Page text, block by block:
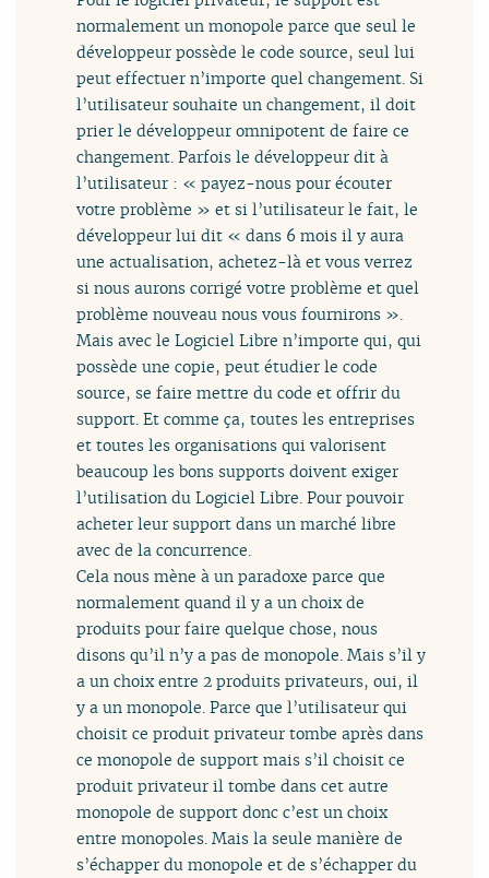
normalement un monopole parce que seul le
développeur possède le code source, seul lui
peut effectuer n’importe quel changement. Si
l’utilisateur souhaite un changement, il doit
prier le développeur omnipotent de faire ce
changement. Parfois le développeur dit à
l’utilisateur : « payez-nous pour écouter
votre problème » et si l’utilisateur le fait, le
développeur lui dit « dans 6 mois il y aura
une actualisation, achetez-là et vous verrez
si nous aurons corrigé votre problème et quel
problème nouveau nous vous fournirons ».
Mais avec le Logiciel Libre n’importe qui, qui
possède une copie, peut étudier le code
source, se faire mettre du code et offrir du
support. Et comme ça, toutes les entreprises
et toutes les organisations qui valorisent
beaucoup les bons supports doivent exiger
l’utilisation du Logiciel Libre. Pour pouvoir
acheter leur support dans un marché libre
avec de la concurrence.
Cela nous mène à un paradoxe parce que
normalement quand il y a un choix de
produits pour faire quelque chose, nous
disons qu’il n’y a pas de monopole. Mais s’il y
a un choix entre 2 produits privateurs, oui, il
y a un monopole. Parce que l’utilisateur qui
choisit ce produit privateur tombe après dans
ce monopole de support mais s’il choisit ce
produit privateur il tombe dans cet autre
monopole de support donc c’est un choix
entre monopoles. Mais la seule manière de
s’échapper du monopole et de s’échapper du